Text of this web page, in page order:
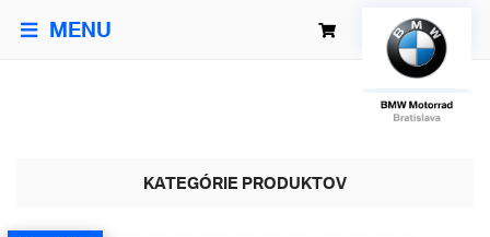
MENU
KATEGÓRIE PRODUKTOV